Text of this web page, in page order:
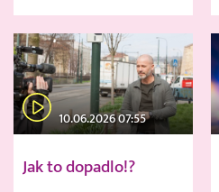
10.06.2026 07:55
Jak to dopadlo!?